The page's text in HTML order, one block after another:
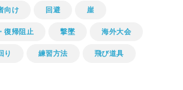
向け 回避 崖
復帰阻止 撃墜 海外大会
り 練習方法 飛び道具